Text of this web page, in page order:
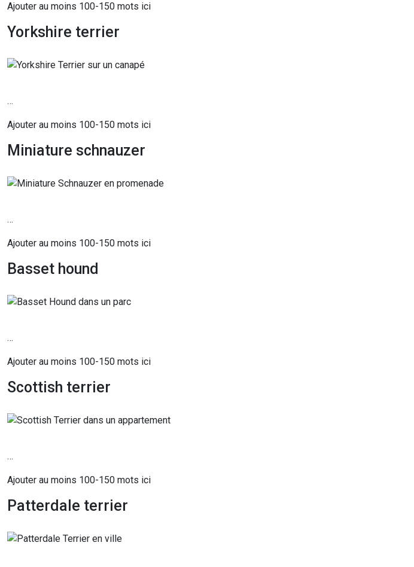
Ajouter au moins 100-150 mots ici
Yorkshire terrier
…
Ajouter au moins 100-150 mots ici
Miniature schnauzer
…
Ajouter au moins 100-150 mots ici
Basset hound
…
Ajouter au moins 100-150 mots ici
Scottish terrier
…
Ajouter au moins 100-150 mots ici
Patterdale terrier